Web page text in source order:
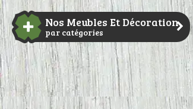
Nos Meubles Et Décoration
par catégories